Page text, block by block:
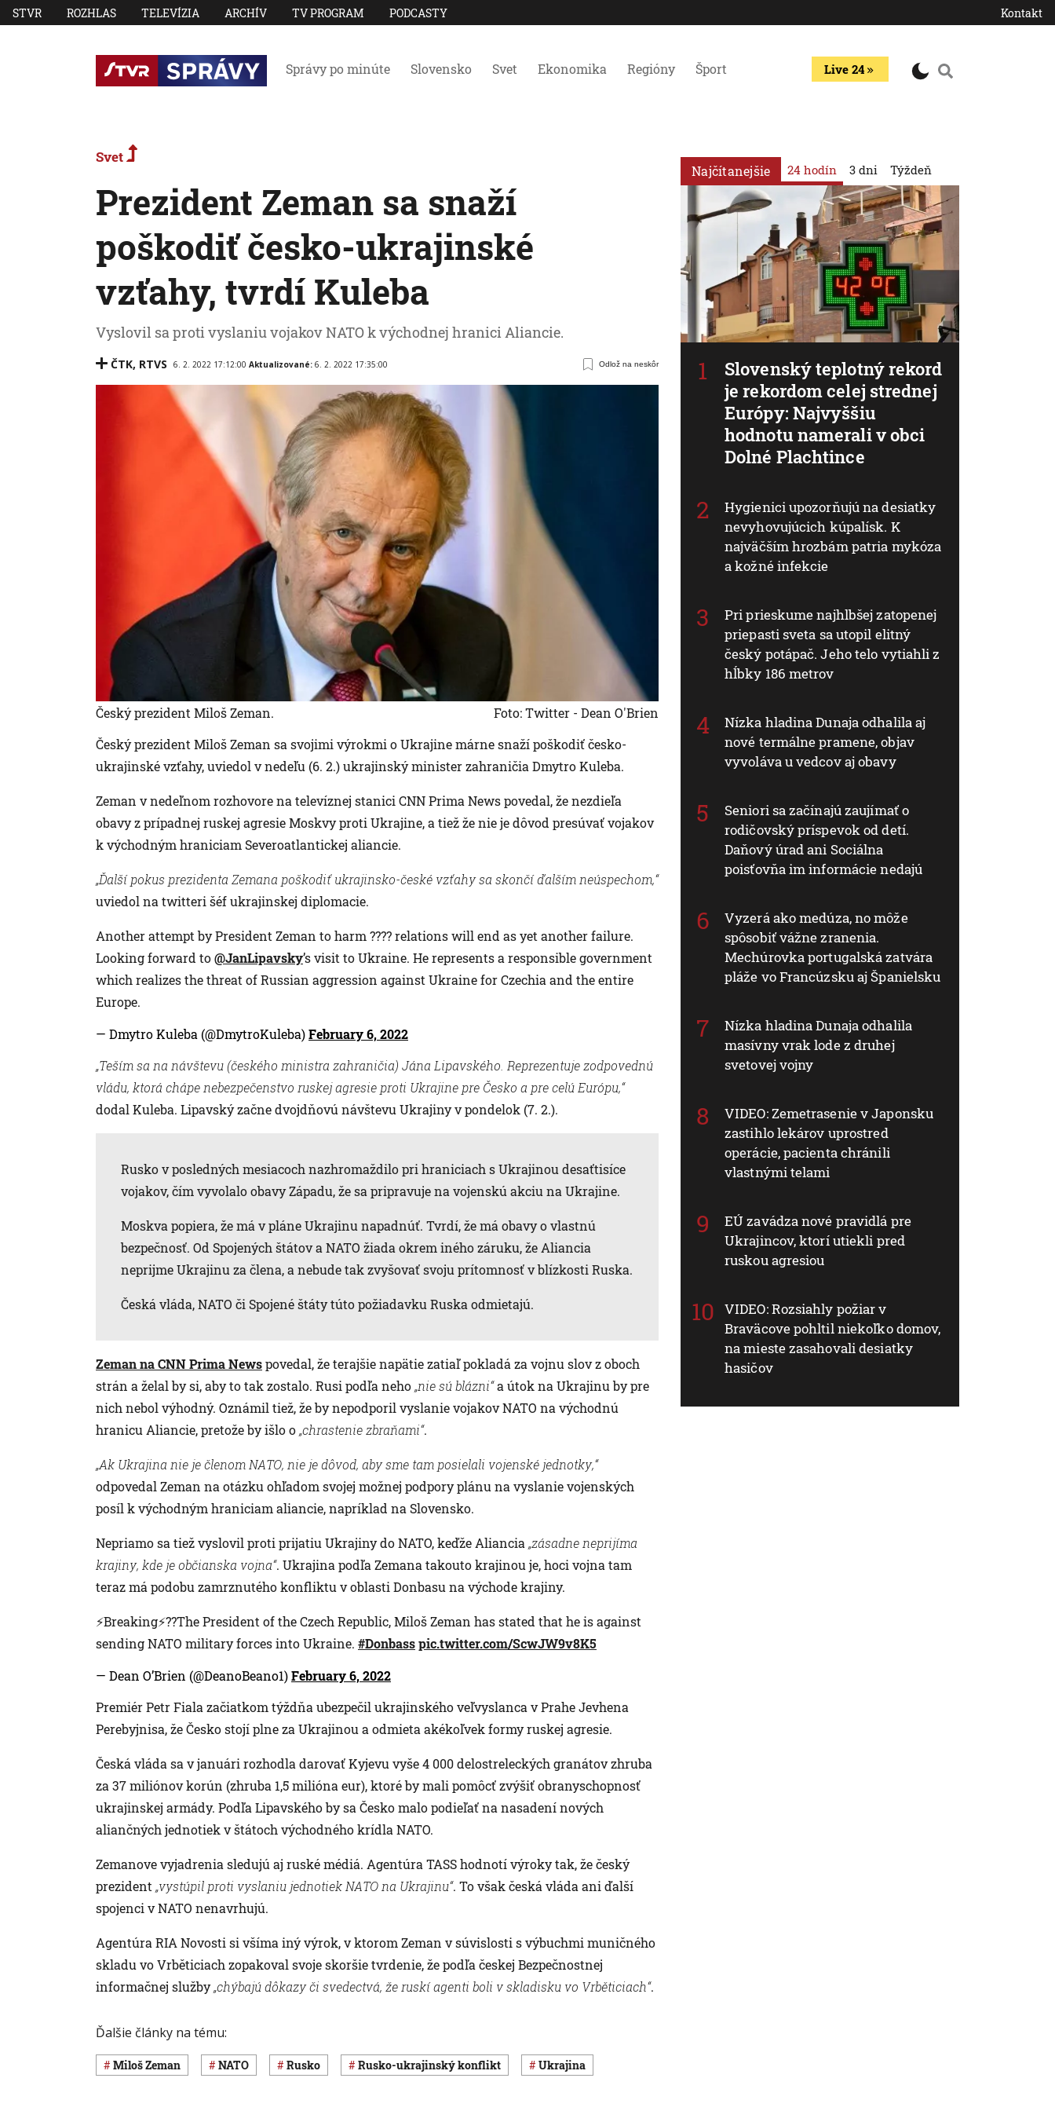
STVR ROZHLAS TELEVÍZIA ARCHÍV TV PROGRAM PODCASTY Kontakt
Správy po minúte Slovensko Svet Ekonomika Regióny Šport Live 24
Svet
Prezident Zeman sa snaží
poškodiť česko-ukrajinské
vzťahy, tvrdí Kuleba
Vyslovil sa proti vyslaniu vojakov NATO k východnej hranici Aliancie.
ČTK, RTVS 6. 2. 2022 17:12:00 Aktualizované: 6. 2. 2022 17:35:00 Odlož na neskôr
Český prezident Miloš Zeman.
Foto: Twitter - Dean O'Brien
Český prezident Miloš Zeman sa svojimi výrokmi o Ukrajine márne snaží poškodiť česko-
ukrajinské vzťahy, uviedol v nedeľu (6. 2.) ukrajinský minister zahraničia Dmytro Kuleba.
Zeman v nedeľnom rozhovore na televíznej stanici CNN Prima News povedal, že nezdieľa
obavy z prípadnej ruskej agresie Moskvy proti Ukrajine, a tiež že nie je dôvod presúvať vojakov
k východným hraniciam Severoatlantickej aliancie.
„Ďalší pokus prezidenta Zemana poškodiť ukrajinsko-české vzťahy sa skončí ďalším neúspechom,“
uviedol na twitteri šéf ukrajinskej diplomacie.
Another attempt by President Zeman to harm ???? relations will end as yet another failure.
Looking forward to@JanLipavsky’s visit to Ukraine. He represents a responsible government
which realizes the threat of Russian aggression against Ukraine for Czechia and the entire
Europe.
— Dmytro Kuleba (@DmytroKuleba)February 6, 2022
„Teším sa na návštevu (českého ministra zahraničia) Jána Lipavského. Reprezentuje zodpovednú
vládu, ktorá chápe nebezpečenstvo ruskej agresie proti Ukrajine pre Česko a pre celú Európu,“
dodal Kuleba. Lipavský začne dvojdňovú návštevu Ukrajiny v pondelok (7. 2.).
Rusko v posledných mesiacoch nazhromaždilo pri hraniciach s Ukrajinou desaťtisíce
vojakov, čím vyvolalo obavy Západu, že sa pripravuje na vojenskú akciu na Ukrajine.
Moskva popiera, že má v pláne Ukrajinu napadnúť. Tvrdí, že má obavy o vlastnú
bezpečnosť. Od Spojených štátov a NATO žiada okrem iného záruku, že Aliancia
neprijme Ukrajinu za člena, a nebude tak zvyšovať svoju prítomnosť v blízkosti Ruska.
Česká vláda, NATO či Spojené štáty túto požiadavku Ruska odmietajú.
Zeman na CNN Prima Newspovedal, že terajšie napätie zatiaľ pokladá za vojnu slov z oboch
strán a želal by si, aby to tak zostalo. Rusi podľa neho„nie sú blázni“a útok na Ukrajinu by pre
nich nebol výhodný. Oznámil tiež, že by nepodporil vyslanie vojakov NATO na východnú
hranicu Aliancie, pretože by išlo o„chrastenie zbraňami“.
„Ak Ukrajina nie je členom NATO, nie je dôvod, aby sme tam posielali vojenské jednotky,“
odpovedal Zeman na otázku ohľadom svojej možnej podpory plánu na vyslanie vojenských
posíl k východným hraniciam aliancie, napríklad na Slovensko.
Nepriamo sa tiež vyslovil proti prijatiu Ukrajiny do NATO, keďže Aliancia„zásadne neprijíma
krajiny, kde je občianska vojna“. Ukrajina podľa Zemana takouto krajinou je, hoci vojna tam
teraz má podobu zamrznutého konfliktu v oblasti Donbasu na východe krajiny.
⚡Breaking⚡️??The President of the Czech Republic, Miloš Zeman has stated that he is against
sending NATO military forces into Ukraine. #Donbasspic.twitter.com/ScwJW9v8K5
— Dean O’Brien (@DeanoBeano1)February 6, 2022
Premiér Petr Fiala začiatkom týždňa ubezpečil ukrajinského veľvyslanca v Prahe Jevhena
Perebyjnisa, že Česko stojí plne za Ukrajinou a odmieta akékoľvek formy ruskej agresie.
Česká vláda sa v januári rozhodla darovať Kyjevu vyše 4 000 delostreleckých granátov zhruba
za 37 miliónov korún (zhruba 1,5 milióna eur), ktoré by mali pomôcť zvýšiť obranyschopnosť
ukrajinskej armády. Podľa Lipavského by sa Česko malo podieľať na nasadení nových
aliančných jednotiek v štátoch východného krídla NATO.
Zemanove vyjadrenia sledujú aj ruské médiá. Agentúra TASS hodnotí výroky tak, že český
prezident„vystúpil proti vyslaniu jednotiek NATO na Ukrajinu“. To však česká vláda ani ďalší
spojenci v NATO nenavrhujú.
Agentúra RIA Novosti si všíma iný výrok, v ktorom Zeman v súvislosti s výbuchmi muničného
skladu vo Vrběticiach zopakoval svoje skoršie tvrdenie, že podľa českej Bezpečnostnej
informačnej služby„chýbajú dôkazy či svedectvá, že ruskí agenti boli v skladisku vo Vrběticiach“.
Ďalšie články na tému:
Miloš Zeman NATO Rusko rusko-ukrajinský konflikt Ukrajina
Najčítanejšie 24 hodín
Slovenský teplotný rekord
je rekordom celej strednej
Európy: Najvyššiu
hodnotu namerali v obci
Dolné Plachtince
Hygienici upozorňujú na desiatky
nevyhovujúcich kúpalísk. K
najväčším hrozbám patria mykóza
a kožné infekcie
Pri prieskume najhlbšej zatopenej
priepasti sveta sa utopil elitný
český potápač. Jeho telo vytiahli z
hĺbky 186 metrov
Nízka hladina Dunaja odhalila aj
nové termálne pramene, objav
vyvoláva u vedcov aj obavy
Seniori sa začínajú zaujímať o
rodičovský príspevok od detí.
Daňový úrad ani Sociálna
poisťovňa im informácie nedajú
Vyzerá ako medúza, no môže
spôsobiť vážne zranenia.
Mechúrovka portugalská zatvára
pláže vo Francúzsku aj Španielsku
Nízka hladina Dunaja odhalila
masívny vrak lode z druhej
svetovej vojny
VIDEO: Zemetrasenie v Japonsku
zastihlo lekárov uprostred
operácie, pacienta chránili
vlastnými telami
EÚ zavádza nové pravidlá pre
Ukrajincov, ktorí utiekli pred
ruskou agresiou
VIDEO: Rozsiahly požiar v
Braväcove pohltil niekoľko domov,
na mieste zasahovali desiatky
hasičov
3 dni Týždeň